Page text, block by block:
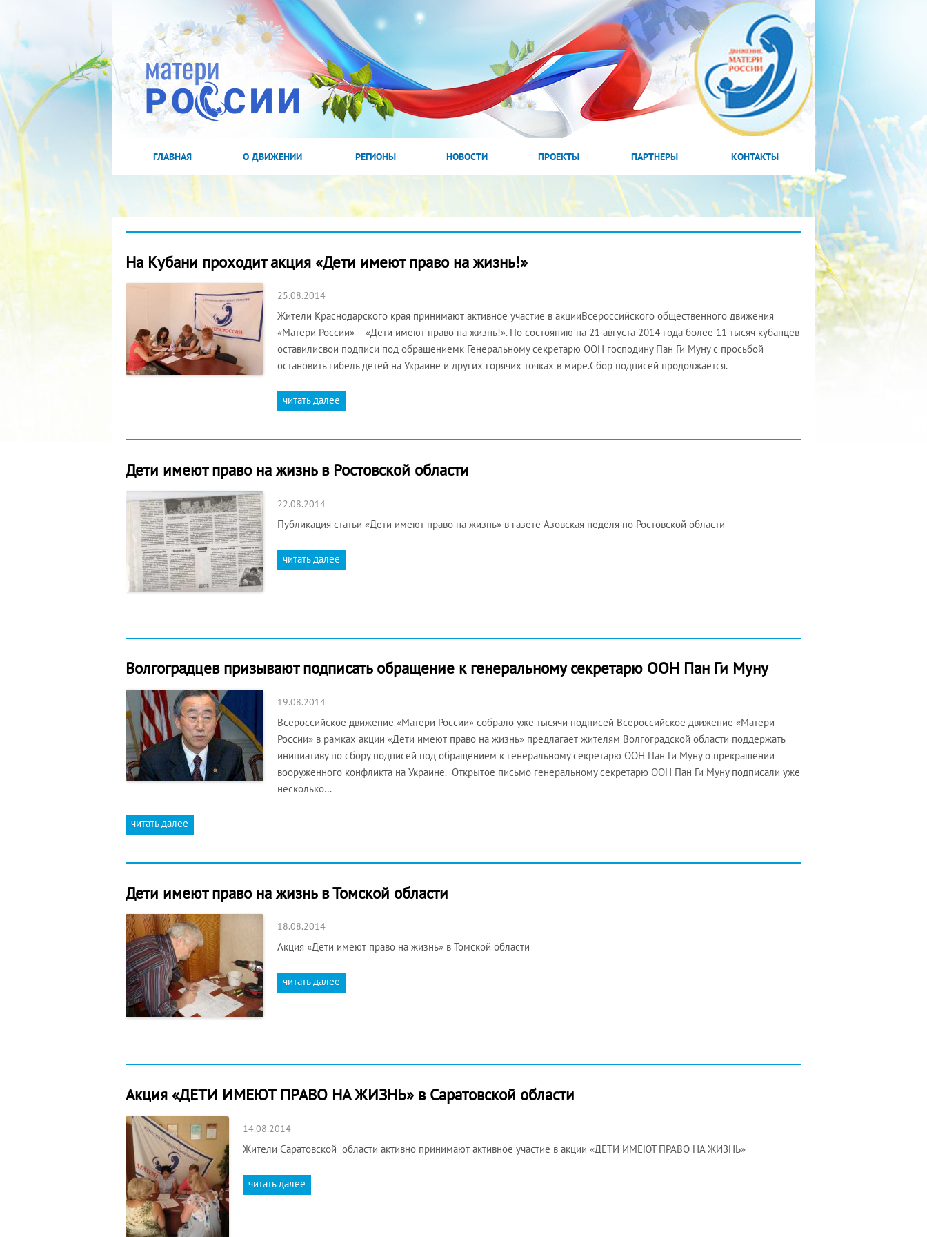
ГЛАВНАЯ О ДВИЖЕНИИ РЕГИОНЫ НОВОСТИ ПРОЕКТЫ ПАРТНЕРЫ КОНТАКТЫ
На Кубани проходит акция «Дети имеют право на жизнь!»
25.08.2014
Жители Краснодарского края принимают активное участие в акцииВсероссийского общественного движения
«Матери России» – «Дети имеют право на жизнь!». По состоянию на 21 августа 2014 года более 11 тысяч кубанцев
оставилисвои подписи под обращениемк Генеральному секретарю ООН господину Пан Ги Муну с просьбой
остановить гибель детей на Украине и других горячих точках в мире.Сбор подписей продолжается.
читать далее
Дети имеют право на жизнь в Ростовской области
22.08.2014
Публикация статьи «Дети имеют право на жизнь» в газете Азовская неделя по Ростовской области
читать далее
Волгоградцев призывают подписать обращение к генеральному секретарю ООН Пан Ги Муну
19.08.2014
Всероссийское движение «Матери России» собрало уже тысячи подписей Всероссийское движение «Матери
России» в рамках акции «Дети имеют право на жизнь» предлагает жителям Волгоградской области поддержать
инициативу по сбору подписей под обращением к генеральному секретарю ООН Пан Ги Муну о прекращении
вооруженного конфликта на Украине. Открытое письмо генеральному секретарю ООН Пан Ги Муну подписали уже
несколько…
читать далее
Дети имеют право на жизнь в Томской области
18.08.2014
Акция «Дети имеют право на жизнь» в Томской области
читать далее
Акция «ДЕТИ ИМЕЮТ ПРАВО НА ЖИЗНЬ» в Саратовской области
14.08.2014
Жители Саратовской области активно принимают активное участие в акции «ДЕТИ ИМЕЮТ ПРАВО НА ЖИЗНЬ»
читать далее